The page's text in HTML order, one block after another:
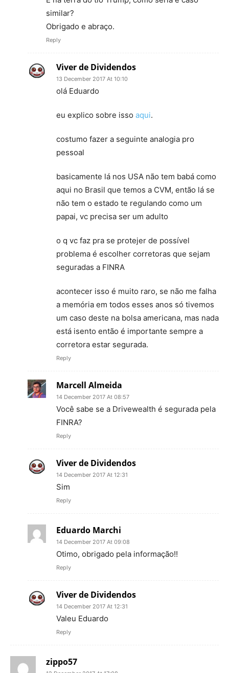
similar?
Obrigado e abraço.
Reply
Viver de Dividendos
13 December 2017 At 10:10
olá Eduardo
eu explico sobre isso aqui.
costumo fazer a seguinte analogia pro
pessoal
basicamente lá nos USA não tem babá como
aqui no Brasil que temos a CVM, então lá se
não tem o estado te regulando como um
papai, vc precisa ser um adulto
o q vc faz pra se protejer de possível
problema é escolher corretoras que sejam
seguradas a FINRA
acontecer isso é muito raro, se não me falha
a memória em todos esses anos só tivemos
um caso deste na bolsa americana, mas nada
está isento então é importante sempre a
corretora estar segurada.
Reply
Marcell Almeida
14 December 2017 At 08:57
Você sabe se a Drivewealth é segurada pela
FINRA?
Reply
Viver de Dividendos
14 December 2017 At 12:31
Sim
Reply
Eduardo Marchi
14 December 2017 At 09:08
Otimo, obrigado pela informação!!
Reply
Viver de Dividendos
14 December 2017 At 12:31
Valeu Eduardo
Reply
zippo57